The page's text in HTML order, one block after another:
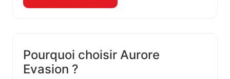
Pourquoi choisir Aurore
Evasion ?